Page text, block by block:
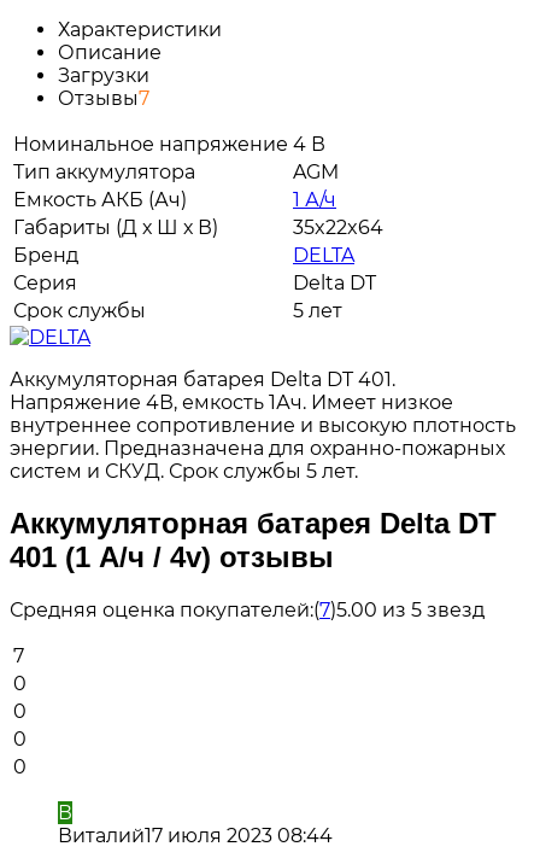
Характеристики
Описание
Загрузки
Отзывы7
Номинальное напряжение 4 В
Тип аккумулятора
AGM
Емкость АКБ (Ач)
1 А/ч
Габариты (Д х Ш х В)
35x22x64
Бренд
DELTA
Серия
Delta DT
Срок службы
5 лет
Аккумуляторная батарея Delta DT 401.
Напряжение 4В, емкость 1Ач. Имеет низкое
внутреннее сопротивление и высокую плотность
энергии. Предназначена для охранно-пожарных
систем и СКУД. Срок службы 5 лет.
Аккумуляторная батарея Delta DT
401 (1 А/ч / 4v) отзывы
Средняя оценка покупателей:(7)5.00 из 5 звезд
7
0
0
0
0
В
Виталий17 июля 2023 08:44